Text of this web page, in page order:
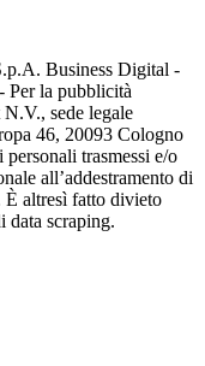
Business Digital -
Per la pubblicità
sede legale
46, 20093 Cologno
trasmessi e/o
all’addestramento di
È altresì fatto divieto
data scraping.